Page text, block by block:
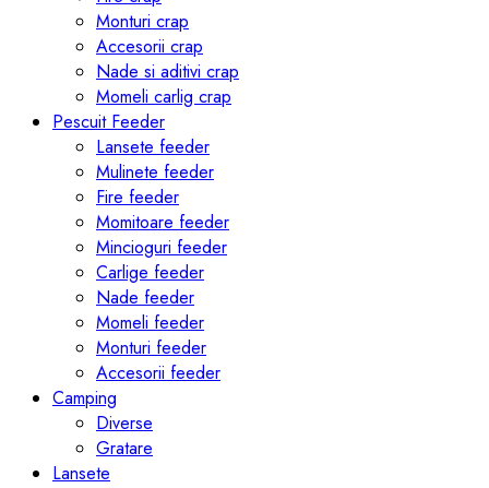
Monturi crap
Accesorii crap
Nade si aditivi crap
Momeli carlig crap
Pescuit Feeder
Lansete feeder
Mulinete feeder
Fire feeder
Momitoare feeder
Mincioguri feeder
Carlige feeder
Nade feeder
Momeli feeder
Monturi feeder
Accesorii feeder
Camping
Diverse
Gratare
Lansete